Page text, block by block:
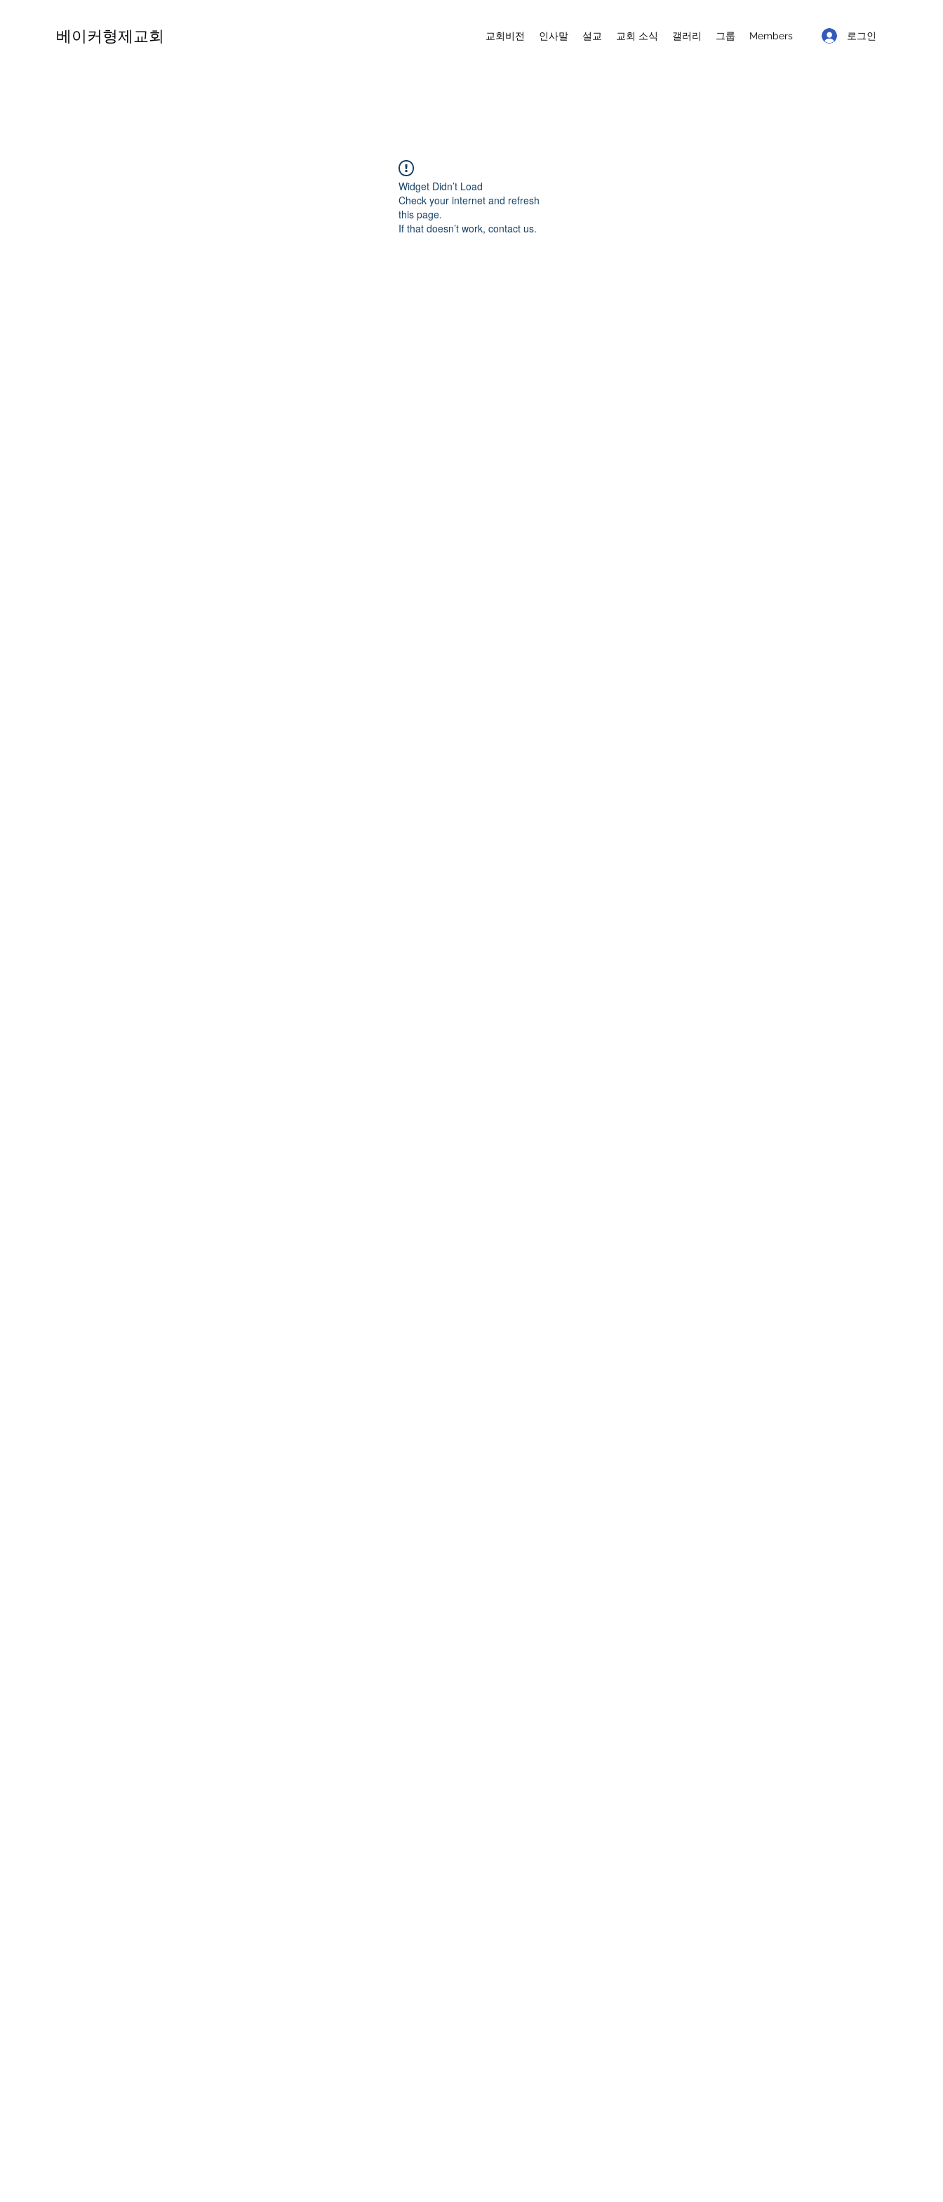
베이커형제교회 교회비전 인사말 설교 교회 소식 갤러리 그룹 Members 로그인
Widget Didn’t Load
Check your internet and refresh
this page.
If that doesn’t work, contact us.